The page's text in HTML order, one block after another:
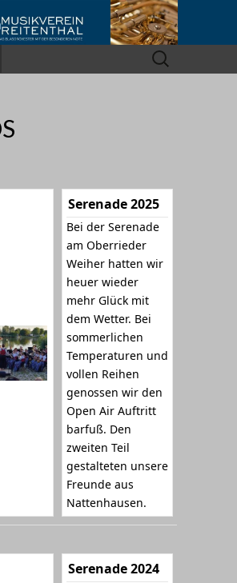
Suchen
nach:
Serenade 2025
Bei der Serenade
am Oberrieder
Weiher hatten wir
heuer wieder
mehr Glück mit
dem Wetter. Bei
sommerlichen
Temperaturen und
vollen Reihen
genossen wir den
Open Air Auftritt
barfuß. Den
zweiten Teil
gestalteten unsere
Freunde aus
Nattenhausen.
Serenade 2024